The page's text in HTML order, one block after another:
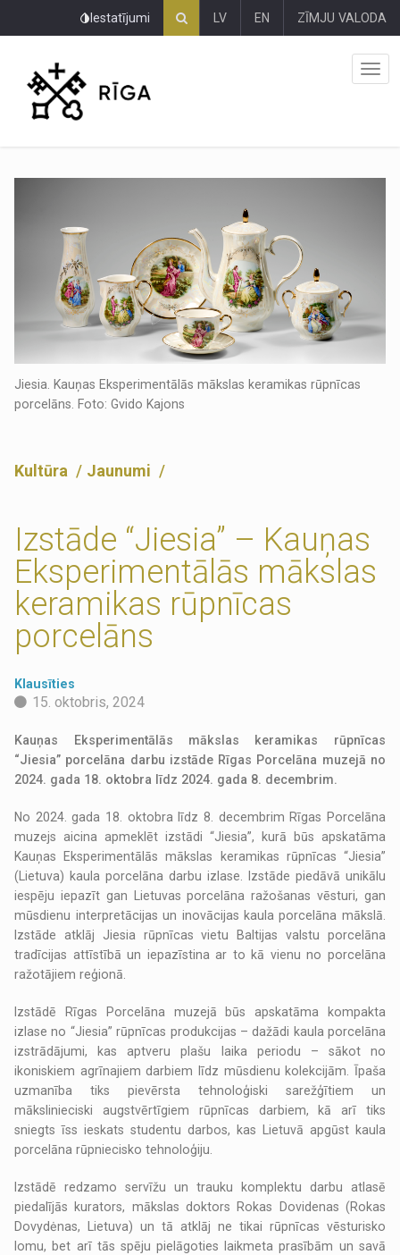
Iestatījumi LV EN ZĪMJU VALODA
Jiesia. Kauņas Eksperimentālās mākslas keramikas rūpnīcas
porcelāns. Foto: Gvido Kajons
Kultūra Jaunumi
Izstāde “Jiesia” – Kauņas
Eksperimentālās mākslas
keramikas rūpnīcas
porcelāns
Klausīties
15. oktobris, 2024
Kauņas Eksperimentālās mākslas keramikas rūpnīcas
“Jiesia” porcelāna darbu izstāde Rīgas Porcelāna muzejā no
2024. gada 18. oktobra līdz 2024. gada 8. decembrim.
No 2024. gada 18. oktobra līdz 8. decembrim Rīgas Porcelāna
muzejs aicina apmeklēt izstādi “Jiesia”, kurā būs apskatāma
Kauņas Eksperimentālās mākslas keramikas rūpnīcas “Jiesia”
(Lietuva) kaula porcelāna darbu izlase. Izstāde piedāvā unikālu
iespēju iepazīt gan Lietuvas porcelāna ražošanas vēsturi, gan
mūsdienu interpretācijas un inovācijas kaula porcelāna mākslā.
Izstāde atklāj Jiesia rūpnīcas vietu Baltijas valstu porcelāna
tradīcijas attīstībā un iepazīstina ar to kā vienu no porcelāna
ražotājiem reģionā.
Izstādē Rīgas Porcelāna muzejā būs apskatāma kompakta
izlase no “Jiesia” rūpnīcas produkcijas – dažādi kaula porcelāna
izstrādājumi, kas aptveru plašu laika periodu – sākot no
ikoniskiem agrīnajiem darbiem līdz mūsdienu kolekcijām. Īpaša
uzmanība tiks pievērsta tehnoloģiski sarežģītiem un
mākslinieciski augstvērtīgiem rūpnīcas darbiem, kā arī tiks
sniegts īss ieskats studentu darbos, kas Lietuvā apgūst kaula
porcelāna rūpniecisko tehnoloģiju.
Izstādē redzamo servīžu un trauku komplektu darbu atlasē
piedalījās kurators, mākslas doktors Rokas Dovidenas (Rokas
Dovydėnas, Lietuva) un tā atklāj ne tikai rūpnīcas vēsturisko
lomu, bet arī tās spēju pielāgoties laikmeta prasībām un savā